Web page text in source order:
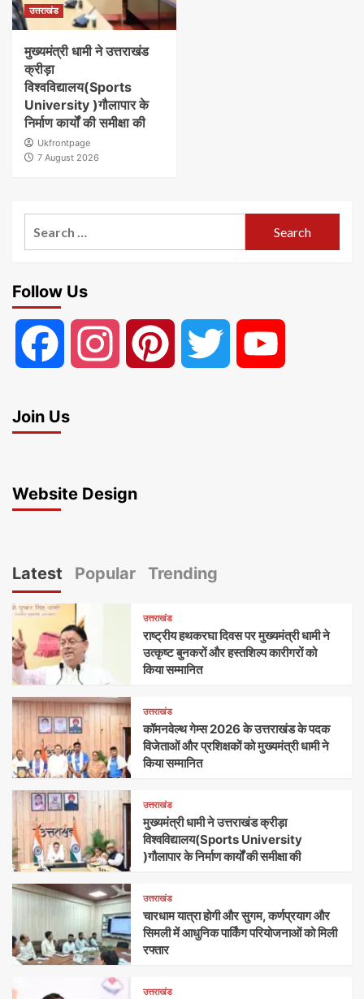
उत्तराखंड
मुख्यमंत्री धामी ने उत्तराखंड
क्रीड़ा
विश्वविद्यालय(Sports
University )गौलापार के
निर्माण कार्यों की समीक्षा की
Ukfrontpage
7 August 2026
Follow Us
Facebook Instagram Pinterest Twitter
Join Us
Website Design
Latest Popular Trending
उत्तराखंड
राष्ट्रीय हथकरघा दिवस पर मुख्यमंत्री धामी ने
उत्कृष्ट बुनकरों और हस्तशिल्प कारीगरों को
किया सम्मानित
उत्तराखंड
कॉमनवेल्थ गेम्स 2026 के उत्तराखंड के पदक
विजेताओं और प्रशिक्षकों को मुख्यमंत्री धामी ने
किया सम्मानित
उत्तराखंड
मुख्यमंत्री धामी ने उत्तराखंड क्रीड़ा
विश्वविद्यालय(Sports University
)गौलापार के निर्माण कार्यों की समीक्षा की
उत्तराखंड
चारधाम यात्रा होगी और सुगम, कर्णप्रयाग और
सिमली में आधुनिक पार्किंग परियोजनाओं को मिली
रफ्तार
उत्तराखंड